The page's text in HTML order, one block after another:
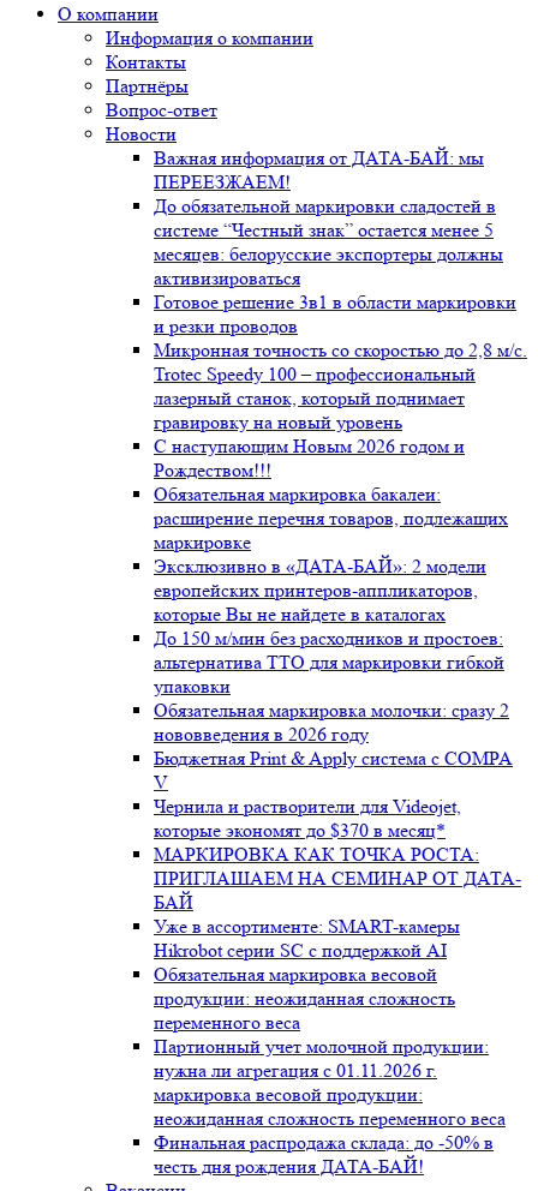
О компании
Информация о компании
Контакты
Партнёры
Вопрос-ответ
Новости
Важная информация от ДАТА-БАЙ: мы
ПЕРЕЕЗЖАЕМ!
До обязательной маркировки сладостей в
системе “Честный знак” остается менее 5
месяцев: белорусские экспортеры должны
активизироваться
Готовое решение 3в1 в области маркировки
и резки проводов
Микронная точность со скоростью до 2,8 м/с.
Trotec Speedy 100 – профессиональный
лазерный станок, который поднимает
гравировку на новый уровень
С наступающим Новым 2026 годом и
Рождеством!!!
Обязательная маркировка бакалеи:
расширение перечня товаров, подлежащих
маркировке
Эксклюзивно в «ДАТА-БАЙ»: 2 модели
европейских принтеров-аппликаторов,
которые Вы не найдете в каталогах
До 150 м/мин без расходников и простоев:
альтернатива ТТО для маркировки гибкой
упаковки
Обязательная маркировка молочки: сразу 2
нововведения в 2026 году
Бюджетная Print & Apply система с COMPA
V
Чернила и растворители для Videojet,
которые экономят до $370 в месяц*
МАРКИРОВКА КАК ТОЧКА РОСТА:
ПРИГЛАШАЕМ НА СЕМИНАР ОТ ДАТА-
БАЙ
Уже в ассортименте: SMART-камеры
Hikrobot серии SC с поддержкой AI
Обязательная маркировка весовой
продукции: неожиданная сложность
переменного веса
Партионный учет молочной продукции:
нужна ли агрегация с 01.11.2026 г.
маркировка весовой продукции:
неожиданная сложность переменного веса
Финальная распродажа склада: до -50% в
честь дня рождения ДАТА-БАЙ!